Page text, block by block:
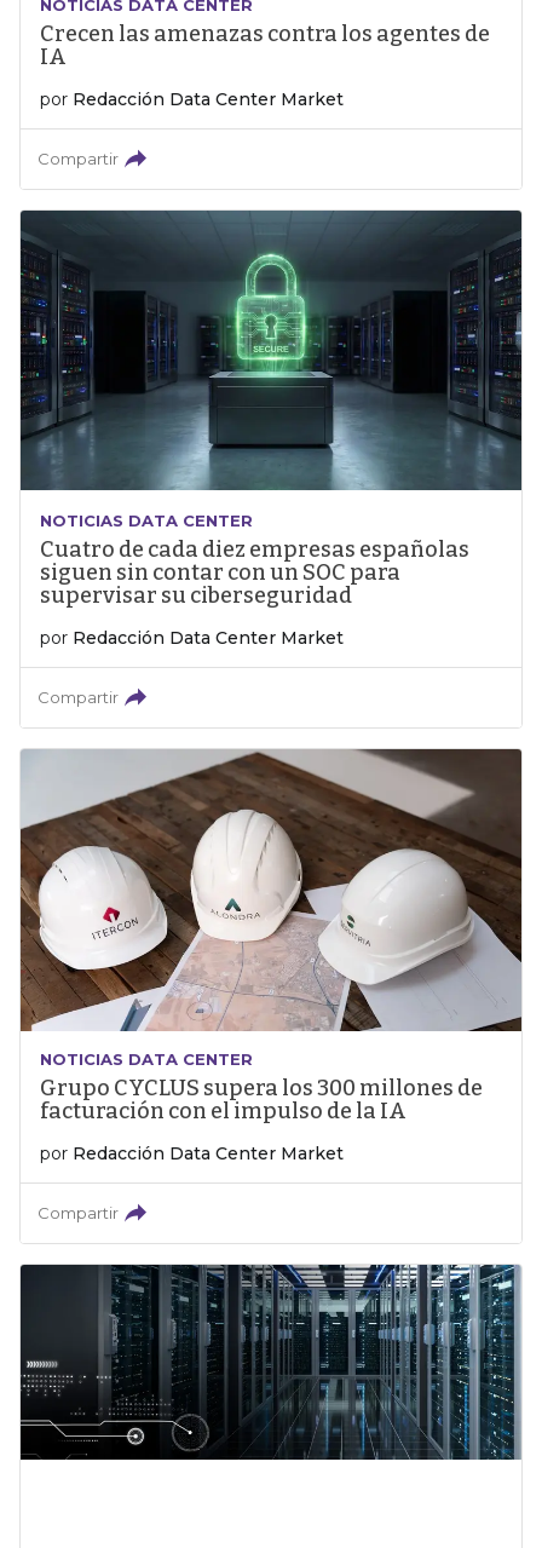
NOTICIAS DATA CENTER
Crecen las amenazas contra los agentes de
IA
por Redacción Data Center Market
Compartir
NOTICIAS DATA CENTER
Cuatro de cada diez empresas españolas
siguen sin contar con un SOC para
supervisar su ciberseguridad
por Redacción Data Center Market
Compartir
NOTICIAS DATA CENTER
Grupo CYCLUS supera los 300 millones de
facturación con el impulso de la IA
por Redacción Data Center Market
Compartir